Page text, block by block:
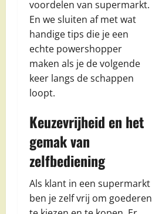
voordelen van supermarkt.
En we sluiten af met wat
handige tips die je een
echte powershopper
maken als je de volgende
keer langs de schappen
loopt.
Keuzevrijheid en het
gemak van
zelfbediening
Als klant in een supermarkt
ben je zelf vrij om goederen